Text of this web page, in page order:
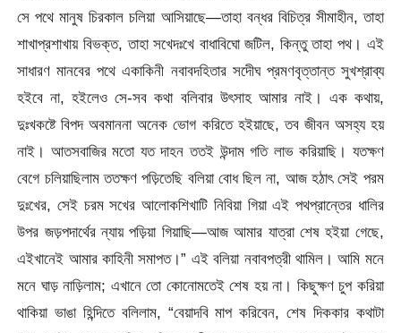
সে পথে মানুষ চিরকাল চলিয়া আসিয়াছে—তাহা বন্ধর বিচিত্র সীমাহীন, তাহা
শাখাপ্রশাখায় বিভক্ত, তাহা সখেদঃখে বাধাবিঘো জটিল, কিন্তু তাহা পথ। এই
সাধারণ মানবের পথে একাকিনী নবাবদহিতার সদেীঘ প্রমণবৃত্তান্ত সুখশ্রাব্য
হইবে না, হইলেও সে-সব কথা বলিবার উৎসাহ আমার নাই। এক কথায়,
দুঃখকষ্টে বিপদ অবমাননা অনেক ভোগ করিতে হইয়াছে, তব জীবন অসহ্য হয়
নাই। আতসবাজির মতো যত দাহন ততই উন্দাম গতি লাভ করিয়াছি। যতক্ষণ
বেগে চলিয়াছিলাম ততক্ষণ পড়িতেছি বলিয়া বোধ ছিল না, আজ হঠাৎ সেই পরম
দুঃখের, সেই চরম সখের আলোকশিখাটি নিবিয়া গিয়া এই পথপ্রান্তের ধালির
উপর জড়পদার্থের ন্যায় পড়িয়া গিয়াছি—আজ আমার যাত্রা শেষ হইয়া গেছে,
এইখানেই আমার কাহিনী সমাপত।” এই বলিয়া নবাবপত্রী থামিল। আমি মনে
মনে ঘাড় নাড়িলাম; এখানে তো কোনোমতেই শেষ হয় না। কিছুক্ষণ চুপ করিয়া
থাকিয়া ভাঙা হিন্দিতে বলিলাম, “বেয়াদবি মাপ করিবেন, শেষ দিককার কথাটা